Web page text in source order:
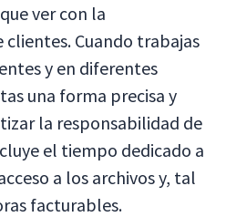
ver con la
Cuando trabajas
y en diferentes
una forma precisa y
la responsabilidad de
el tiempo dedicado a
a los archivos y, tal
facturables.